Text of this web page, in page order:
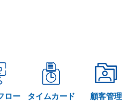
ロー タイムカード 顧客管理